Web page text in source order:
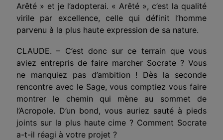
Arêté » et je l’adopterai. « Arêté », c’est la qualité
virile par excellence, celle qui définit l’homme
parvenu à la plus haute expression de sa nature.
CLAUDE. – C’est donc sur ce terrain que vous
aviez entrepris de faire marcher Socrate ? Vous
ne manquiez pas d’am­bition ! Dès la seconde
rencontre avec le Sage, vous comptiez vous faire
montrer le chemin qui mène au sommet de
l’Acropole. D’un bond, vous auriez sauté à pieds
joints sur la plus haute cime ? Comment Socrate
a-t-il réagi à votre projet ?